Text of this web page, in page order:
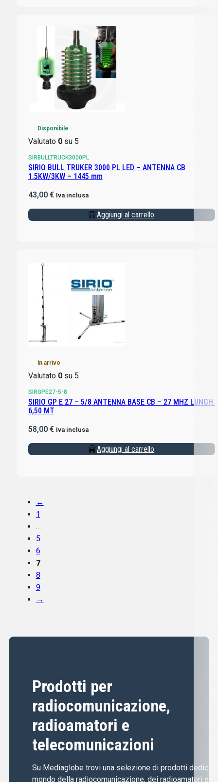
Disponibile
Valutato 0su 5
SIRBULLTRUCK3000PL
SIRIO BULL TRUKER 3000 PL LED – ANTENNA CB
1.5KW/3KW – 1445 mm
43,00 € Iva inclusa
Aggiungi al carrello
In arrivo
Valutato 0su 5
SIRGPE27-5-8
SIRIO GP E 27 – 5/8 ANTENNA BASE CB – 27 MHZ LUNGH.
6,50 MT
58,00 € Iva inclusa
Aggiungi al carrello
←
1
…
5
6
7
8
9
→
Prodotti per
radiocomunicazione,
radioamatori e
telecomunicazioni
Su Mediaglobe trovi una selezione di prodotti dedicati
mondo della radiocomunicazione, dei radioamatori e